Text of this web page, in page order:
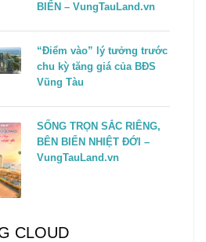
BIỂN – VungTauLand.vn
“Điểm vào” lý tưởng trước
chu kỳ tăng giá của BĐS
Vũng Tàu
SỐNG TRỌN SẮC RIÊNG,
BÊN BIỂN NHIỆT ĐỚI –
VungTauLand.vn
CLOUD